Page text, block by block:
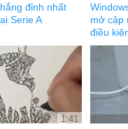
đỉnh nhất
Serie A
mở cập
điều
1:41